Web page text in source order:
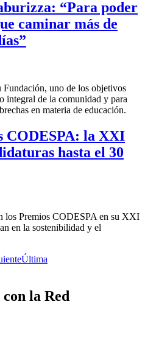
“Para poder
caminar más de
Fundación, uno de los objetivos
integral de la comunidad y para
en materia de educación.
CODESPA: la XXI
hasta el 30
los Premios CODESPA en su XXI
en la sostenibilidad y el
Última
la Red